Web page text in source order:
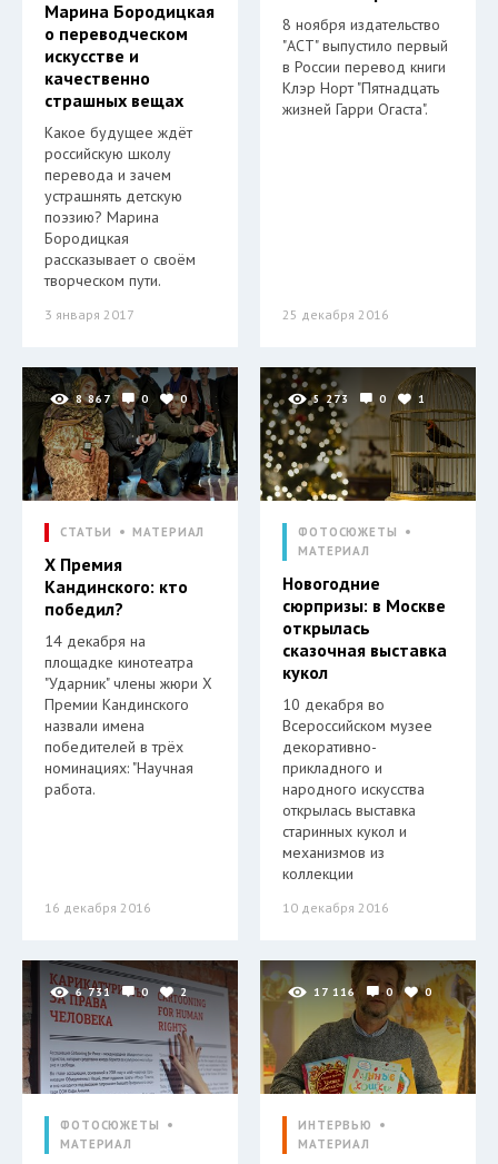
Марина Бородицкая
о переводческом
искусстве и
качественно
страшных вещах
Какое будущее ждёт
российскую школу
перевода и зачем
устрашнять детскую
поэзию? Марина
Бородицкая
рассказывает о своём
творческом пути.
3 января 2017
8 ноября издательство
"АСТ" выпустило первый
в России перевод книги
Клэр Норт "Пятнадцать
жизней Гарри Огаста".
25 декабря 2016
8 867 0 0
СТАТЬИ МАТЕРИАЛ
X Премия
Кандинского: кто
победил?
14 декабря на
площадке кинотеатра
"Ударник" члены жюри X
Премии Кандинского
назвали имена
победителей в трёх
номинациях: "Научная
работа.
16 декабря 2016
5 273 0 1
ФОТОСЮЖЕТЫ
МАТЕРИАЛ
Новогодние
сюрпризы: в Москве
открылась
сказочная выставка
кукол
10 декабря во
Всероссийском музее
декоративно-
прикладного и
народного искусства
открылась выставка
старинных кукол и
механизмов из
коллекции
10 декабря 2016
6 731 0 2
ФОТОСЮЖЕТЫ
МАТЕРИАЛ
17 116 0 0
ИНТЕРВЬЮ
МАТЕРИАЛ